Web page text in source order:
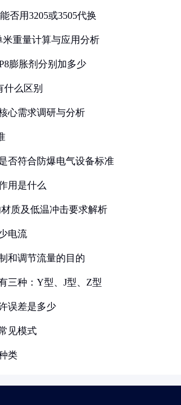
否用3205或3505代换
米重量计算与应用分析
膨胀剂分别加多少
什么区别
心需求调研与分析
否符合防爆电气设备标准
用是什么
质及低温冲击要求解析
电流
和调节流量的目的
三种：Y型、J型、Z型
误差是多少
见模式
类